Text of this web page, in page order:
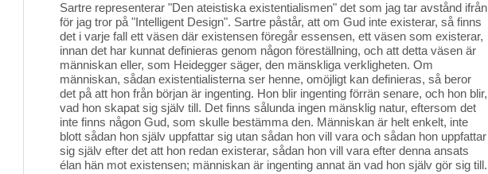
Sartre representerar "Den ateistiska existentialismen" det som jag tar avstånd ifrån
för jag tror på "Intelligent Design". Sartre påstår, att om Gud inte existerar, så finns
det i varje fall ett väsen där existensen föregår essensen, ett väsen som existerar,
innan det har kunnat definieras genom någon föreställning, och att detta väsen är
människan eller, som Heidegger säger, den mänskliga verkligheten. Om
människan, sådan existentialisterna ser henne, omöjligt kan definieras, så beror
det på att hon från början är ingenting. Hon blir ingenting förrän senare, och hon blir,
vad hon skapat sig själv till. Det finns sålunda ingen mänsklig natur, eftersom det
inte finns någon Gud, som skulle bestämma den. Människan är helt enkelt, inte
blott sådan hon själv uppfattar sig utan sådan hon vill vara och sådan hon uppfattar
sig själv efter det att hon redan existerar, sådan hon vill vara efter denna ansats
élan hän mot existensen; människan är ingenting annat än vad hon själv gör sig till.